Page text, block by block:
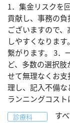
1．集金リスクを
貢献し、事務の
ございますので
しやすくなりま
繋がります。 3．
ど、多数の選択
せて無理なくお
理し、記入不備な
ランニングコスト
診療科 す